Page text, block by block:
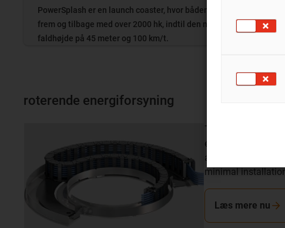
PowerSplash er en launch coaster, hvor båden drives
frem og tilbage med over 2000 hk, indtil den når en
faldhøjde på 45 meter og 100 km/t.
roterende energiforsyning
Til oversigten over
applikationer.
minimal
Læs mere nu